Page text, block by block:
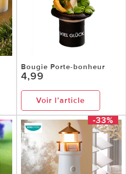
Bougie Porte-bonheur
4,99
Voir l’article
-33%